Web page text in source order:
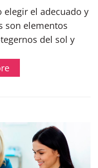
elegir el adecuado y
son elementos
del sol y